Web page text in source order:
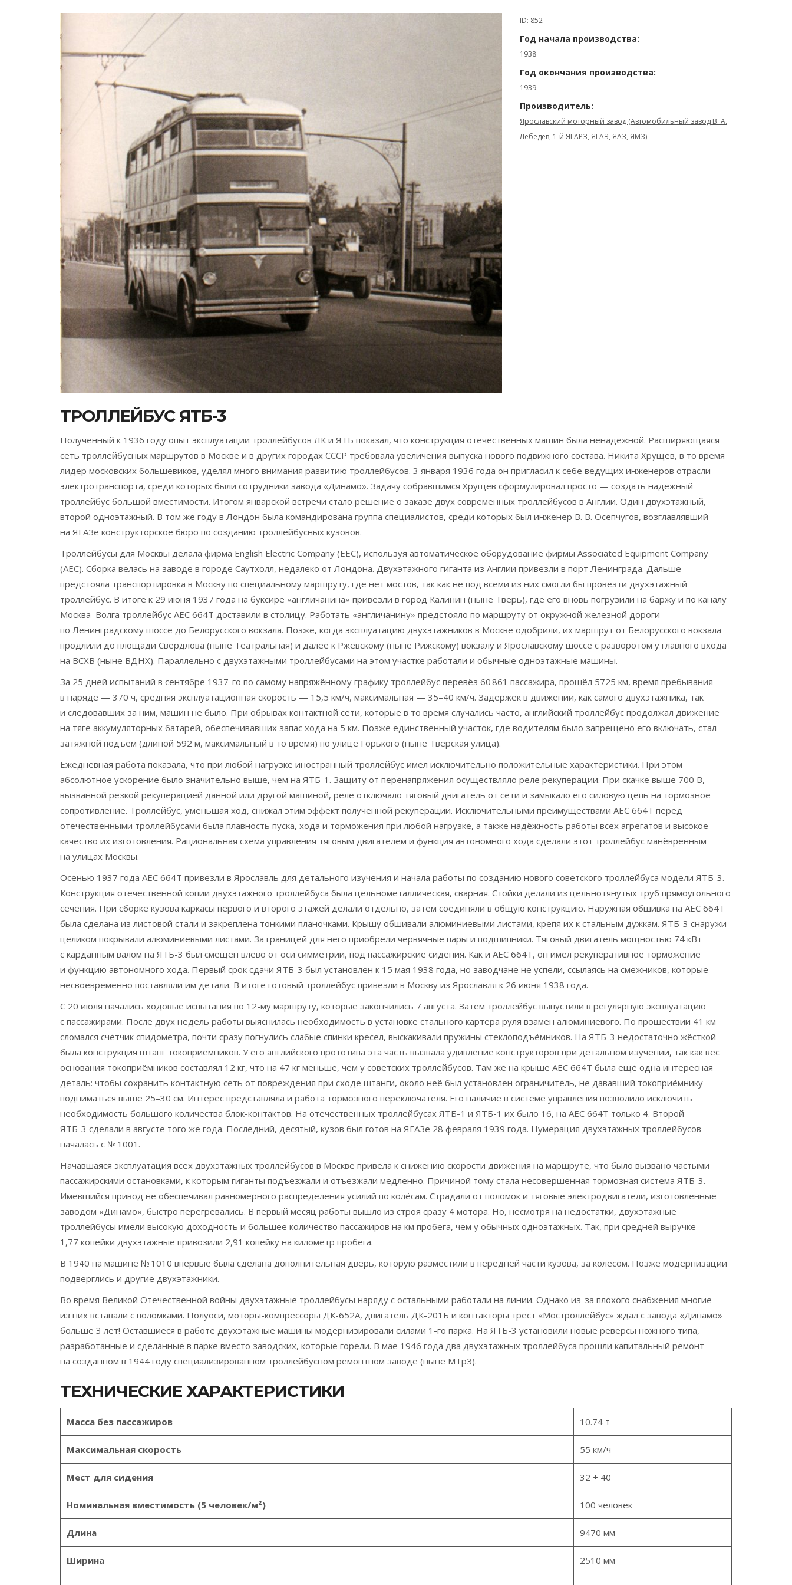
ID: 852
Год начала производства:
1938
Год окончания производства:
1939
Производитель:
Ярославский моторный завод (Автомобильный завод В. А.
Лебедев, 1-й ЯГАРЗ, ЯГАЗ, ЯАЗ, ЯМЗ)
ТРОЛЛЕЙБУС ЯТБ-3
Полученный к 1936 году опыт эксплуатации троллейбусов ЛК и ЯТБ показал, что конструкция отечественных машин была ненадёжной. Расширяющаяся
сеть троллейбусных маршрутов в Москве и в других городах СССР требовала увеличения выпуска нового подвижного состава. Никита Хрущёв, в то время
лидер московских большевиков, уделял много внимания развитию троллейбусов. 3 января 1936 года он пригласил к себе ведущих инженеров отрасли
электротранспорта, среди которых были сотрудники завода «Динамо». Задачу собравшимся Хрущёв сформулировал просто — создать надёжный
троллейбус большой вместимости. Итогом январской встречи стало решение о заказе двух современных троллейбусов в Англии. Один двухэтажный,
второй одноэтажный. В том же году в Лондон была командирована группа специалистов, среди которых был инженер В. В. Осепчугов, возглавлявший
на ЯГАЗе конструкторское бюро по созданию троллейбусных кузовов.
Троллейбусы для Москвы делала фирма English Electric Company (EEC), используя автоматическое оборудование фирмы Associated Equipment Company
(AEC). Сборка велась на заводе в городе Саутхолл, недалеко от Лондона. Двухэтажного гиганта из Англии привезли в порт Ленинграда. Дальше
предстояла транспортировка в Москву по специальному маршруту, где нет мостов, так как не под всеми из них смогли бы провезти двухэтажный
троллейбус. В итоге к 29 июня 1937 года на буксире «англичанина» привезли в город Калинин (ныне Тверь), где его вновь погрузили на баржу и по каналу
Москва–Волга троллейбус AEC 664T доставили в столицу. Работать «англичанину» предстояло по маршруту от окружной железной дороги
по Ленинградскому шоссе до Белорусского вокзала. Позже, когда эксплуатацию двухэтажников в Москве одобрили, их маршрут от Белорусского вокзала
продлили до площади Свердлова (ныне Театральная) и далее к Ржевскому (ныне Рижскому) вокзалу и Ярославскому шоссе с разворотом у главного входа
на ВСХВ (ныне ВДНХ). Параллельно с двухэтажными троллейбусами на этом участке работали и обычные одноэтажные машины.
За 25 дней испытаний в сентябре 1937-го по самому напряжённому графику троллейбус перевёз 60 861 пассажира, прошёл 5725 км, время пребывания
в наряде — 370 ч, средняя эксплуатационная скорость — 15,5 км/ч, максимальная — 35–40 км/ч. Задержек в движении, как самого двухэтажника, так
и следовавших за ним, машин не было. При обрывах контактной сети, которые в то время случались часто, английский троллейбус продолжал движение
на тяге аккумуляторных батарей, обеспечивавших запас хода на 5 км. Позже единственный участок, где водителям было запрещено его включать, стал
затяжной подъём (длиной 592 м, максимальный в то время) по улице Горького (ныне Тверская улица).
Ежедневная работа показала, что при любой нагрузке иностранный троллейбус имел исключительно положительные характеристики. При этом
абсолютное ускорение было значительно выше, чем на ЯТБ-1. Защиту от перенапряжения осуществляло реле рекуперации. При скачке выше 700 В,
вызванной резкой рекуперацией данной или другой машиной, реле отключало тяговый двигатель от сети и замыкало его силовую цепь на тормозное
сопротивление. Троллейбус, уменьшая ход, снижал этим эффект полученной рекуперации. Исключительными преимуществами AEC 664T перед
отечественными троллейбусами была плавность пуска, хода и торможения при любой нагрузке, а также надёжность работы всех агрегатов и высокое
качество их изготовления. Рациональная схема управления тяговым двигателем и функция автономного хода сделали этот троллейбус манёвренным
на улицах Москвы.
Осенью 1937 года AEC 664T привезли в Ярославль для детального изучения и начала работы по созданию нового советского троллейбуса модели ЯТБ-3.
Конструкция отечественной копии двухэтажного троллейбуса была цельнометаллическая, сварная. Стойки делали из цельнотянутых труб прямоугольного
сечения. При сборке кузова каркасы первого и второго этажей делали отдельно, затем соединяли в общую конструкцию. Наружная обшивка на AEC 664T
была сделана из листовой стали и закреплена тонкими планочками. Крышу обшивали алюминиевыми листами, крепя их к стальным дужкам. ЯТБ-3 снаружи
целиком покрывали алюминиевыми листами. За границей для него приобрели червячные пары и подшипники. Тяговый двигатель мощностью 74 кВт
с карданным валом на ЯТБ-3 был смещён влево от оси симметрии, под пассажирские сидения. Как и AEC 664T, он имел рекуперативное торможение
и функцию автономного хода. Первый срок сдачи ЯТБ-3 был установлен к 15 мая 1938 года, но заводчане не успели, ссылаясь на смежников, которые
несвоевременно поставляли им детали. В итоге готовый троллейбус привезли в Москву из Ярославля к 26 июня 1938 года.
С 20 июля начались ходовые испытания по 12-му маршруту, которые закончились 7 августа. Затем троллейбус выпустили в регулярную эксплуатацию
с пассажирами. После двух недель работы выяснилась необходимость в установке стального картера руля взамен алюминиевого. По прошествии 41 км
сломался счётчик спидометра, почти сразу погнулись слабые спинки кресел, выскакивали пружины стеклоподъёмников. На ЯТБ-3 недостаточно жёсткой
была конструкция штанг токоприёмников. У его английского прототипа эта часть вызвала удивление конструкторов при детальном изучении, так как вес
основания токоприёмников составлял 12 кг, что на 47 кг меньше, чем у советских троллейбусов. Там же на крыше AEC 664T была ещё одна интересная
деталь: чтобы сохранить контактную сеть от повреждения при сходе штанги, около неё был установлен ограничитель, не дававший токоприёмнику
подниматься выше 25–30 см. Интерес представляла и работа тормозного переключателя. Его наличие в системе управления позволило исключить
необходимость большого количества блок-контактов. На отечественных троллейбусах ЯТБ-1 и ЯТБ-1 их было 16, на AEC 664T только 4. Второй
ЯТБ-3 сделали в августе того же года. Последний, десятый, кузов был готов на ЯГАЗе 28 февраля 1939 года. Нумерация двухэтажных троллейбусов
началась с № 1001.
Начавшаяся эксплуатация всех двухэтажных троллейбусов в Москве привела к снижению скорости движения на маршруте, что было вызвано частыми
пассажирскими остановками, к которым гиганты подъезжали и отъезжали медленно. Причиной тому стала несовершенная тормозная система ЯТБ-3.
Имевшийся привод не обеспечивал равномерного распределения усилий по колёсам. Страдали от поломок и тяговые электродвигатели, изготовленные
заводом «Динамо», быстро перегревались. В первый месяц работы вышло из строя сразу 4 мотора. Но, несмотря на недостатки, двухэтажные
троллейбусы имели высокую доходность и большее количество пассажиров на км пробега, чем у обычных одноэтажных. Так, при средней выручке
1,77 копейки двухэтажные привозили 2,91 копейку на километр пробега.
В 1940 на машине № 1010 впервые была сделана дополнительная дверь, которую разместили в передней части кузова, за колесом. Позже модернизации
подверглись и другие двухэтажники.
Во время Великой Отечественной войны двухэтажные троллейбусы наряду с остальными работали на линии. Однако из-за плохого снабжения многие
из них вставали с поломками. Полуоси, моторы-компрессоры ДК-652А, двигатель ДК-201Б и контакторы трест «Мостроллейбус» ждал с завода «Динамо»
больше 3 лет! Оставшиеся в работе двухэтажные машины модернизировали силами 1-го парка. На ЯТБ-3 установили новые реверсы ножного типа,
разработанные и сделанные в парке вместо заводских, которые горели. В мае 1946 года два двухэтажных троллейбуса прошли капитальный ремонт
на созданном в 1944 году специализированном троллейбусном ремонтном заводе (ныне МТрЗ).
ТЕХНИЧЕСКИЕ ХАРАКТЕРИСТИКИ
Масса без пассажиров 10.74 т
Максимальная скорость 55 км/ч
Мест для сидения 32 + 40
Номинальная вместимость (5 человек/м²) 100 человек
Длина 9470 мм
Ширина 2510 мм